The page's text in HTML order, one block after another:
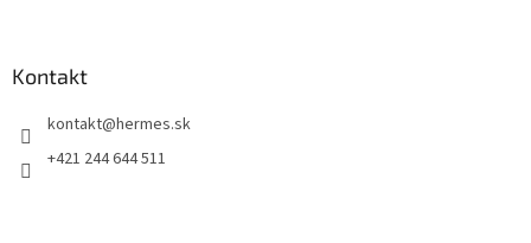
Kontakt
kontakt@hermes.sk
+421 244 644 511